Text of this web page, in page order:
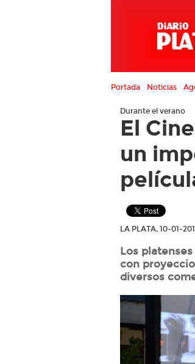
Portada Noticias
Durante el verano
El
un
LA PLATA, 10-01-
Los
con
diversos